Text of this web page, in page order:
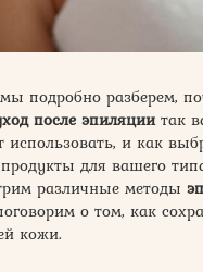
подробно разберем,
после эпиляциитак
использовать, и как
для вашего
различные методы
о том, как
кожи.